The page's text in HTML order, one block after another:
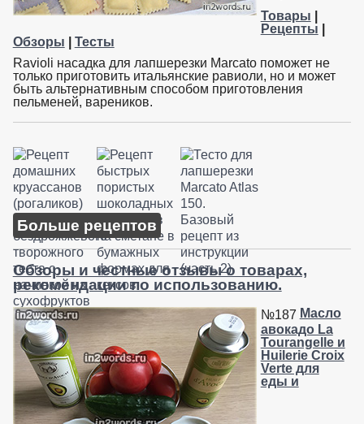
Товары
Рецепты
Обзоры
Тесты
Ravioli насадка для лапшерезки Marcato поможет не
только приготовить итальянские равиоли, но и может
быть альтернативным способом приготовления
пельменей, вареников.
Больше рецептов
Обзоры и честные отзывы о товарах,
рекомендации по использованию.
№187Масло
авокадо La
Tourangelle и
Huilerie Croix
Verte для
еды и